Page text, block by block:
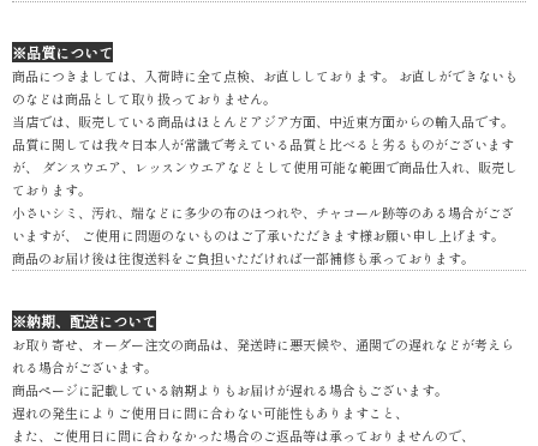
※品質について
商品につきましては、入荷時に全て点検、お直ししております。 お直しができないも
のなどは商品として取り扱っておりません。
当店では、販売している商品はほとんどアジア方面、中近東方面からの輸入品です。
品質に関しては我々日本人が常識で考えている品質と比べると劣るものがございます
が、 ダンスウエア、レッスンウエアなどとして使用可能な範囲で商品仕入れ、販売し
ております。
小さいシミ、汚れ、端などに多少の布のほつれや、チャコール跡等のある場合がござ
いますが、 ご使用に問題のないものはご了承いただきます様お願い申し上げます。
商品のお届け後は往復送料をご負担いただければ一部補修も承っております。
※納期、配送について
お取り寄せ、オーダー注文の商品は、発送時に悪天候や、通関での遅れなどが考えら
れる場合がございます。
商品ページに記載している納期よりもお届けが遅れる場合もございます。
遅れの発生によりご使用日に間に合わない可能性もありますこと、
また、ご使用日に間に合わなかった場合のご返品等は承っておりませんので、